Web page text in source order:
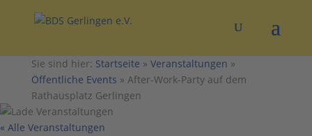
Sie sind hier: Startseite » Veranstaltungen »
Öffentliche Events » After-Work-Party auf dem
Rathausplatz Gerlingen
« Alle Veranstaltungen